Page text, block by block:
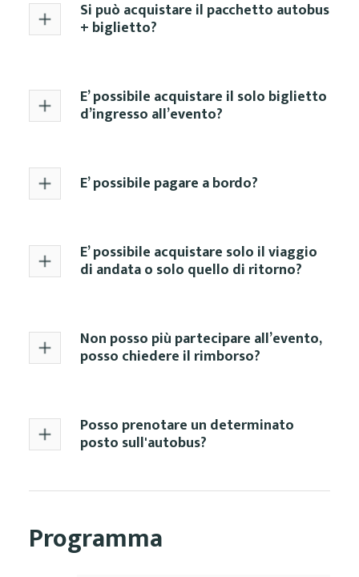
Si può acquistare il pacchetto autobus
+ biglietto?
E’ possibile acquistare il solo biglietto
d’ingresso all’evento?
E’ possibile pagare a bordo?
E’ possibile acquistare solo il viaggio
di andata o solo quello di ritorno?
Non posso più partecipare all’evento,
posso chiedere il rimborso?
Posso prenotare un determinato
posto sull'autobus?
Programma